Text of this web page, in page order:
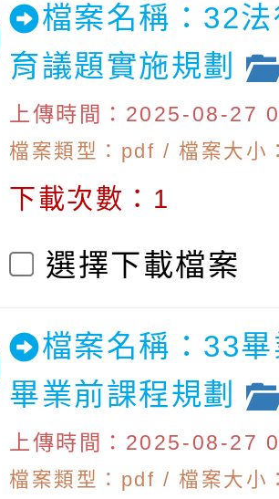
檔案名稱：32
育議題實施規劃
上傳時間：2025-08-27
檔案類型：pdf / 檔案大小
下載次數：1
選擇下載檔案
檔案名稱：33
畢業前課程規劃
上傳時間：2025-08-27
檔案類型：pdf / 檔案大小